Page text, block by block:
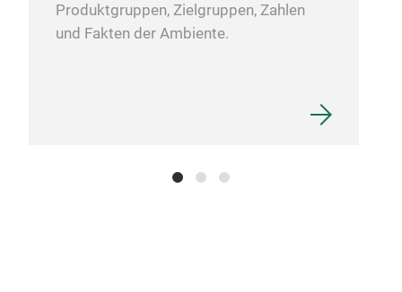
Produktgruppen, Zielgruppen, Zahlen
und Fakten der Ambiente.